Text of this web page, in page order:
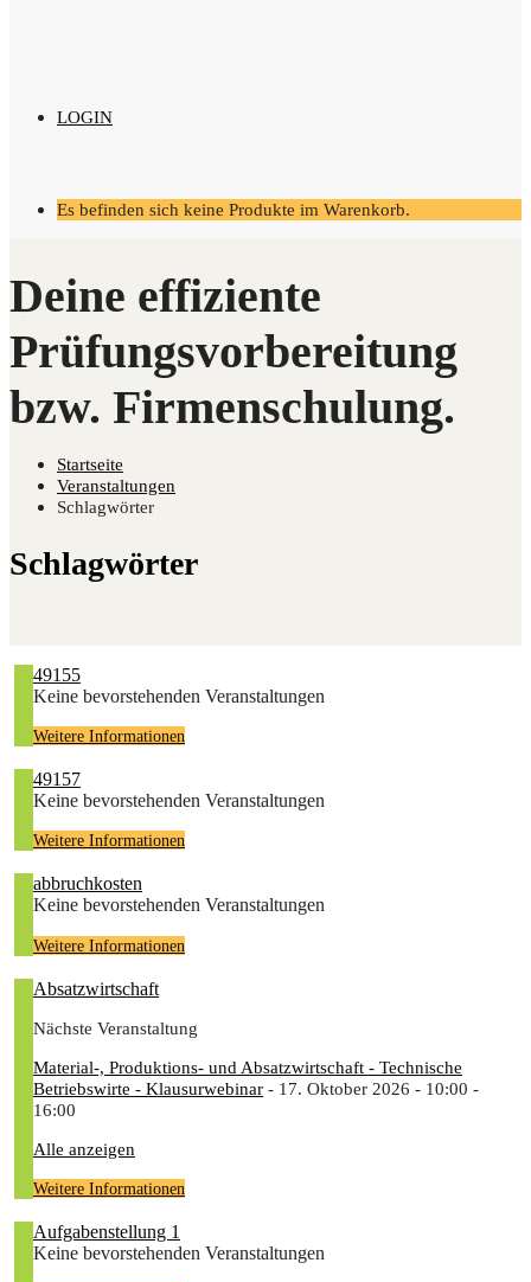
LOGIN
Es befinden sich keine Produkte im Warenkorb.
Startseite
Ver­an­stal­tun­gen
Schlagwörter
Schlag­wör­ter
49155
Keine bevorstehenden Veranstaltungen
Weitere Informationen
49157
Keine bevorstehenden Veranstaltungen
Weitere Informationen
abbruchkosten
Keine bevorstehenden Veranstaltungen
Weitere Informationen
Absatzwirtschaft
Nächste Veranstaltung
Material-, Produktions- und Absatzwirtschaft - Technische
Betriebswirte - Klausurwebinar - 17. Oktober 2026 - 10:00 -
16:00
Alle anzeigen
Weitere Informationen
Aufgabenstellung 1
Keine bevorstehenden Veranstaltungen